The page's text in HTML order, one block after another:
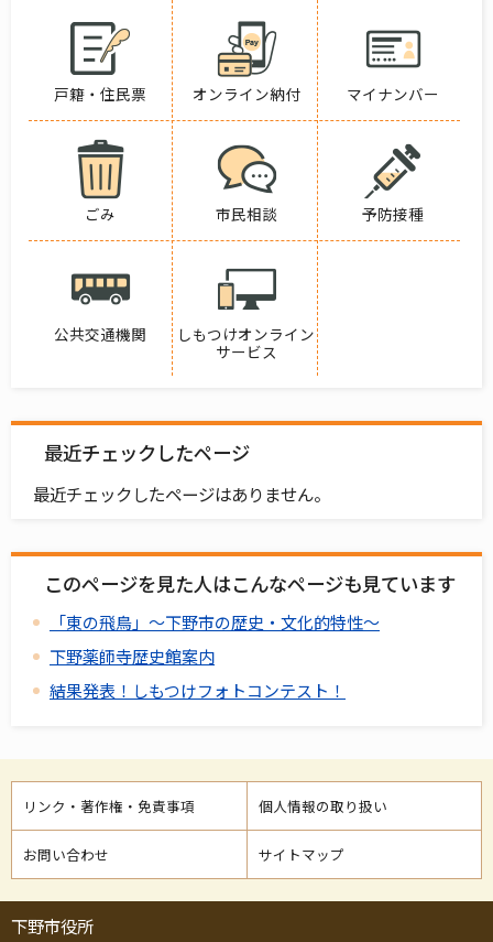
戸籍・住民票 オンライン納付 マイナンバー
ごみ 市民相談 予防接種
公共交通機関
しもつけオンライン
サービス
最近チェックしたページ
最近チェックしたページはありません。
このページを見た人はこんなページも見ています
「東の飛鳥」～下野市の歴史・文化的特性～
下野薬師寺歴史館案内
結果発表！しもつけフォトコンテスト！
リンク・著作権・免責事項 個人情報の取り扱い
お問い合わせ サイトマップ
下野市役所